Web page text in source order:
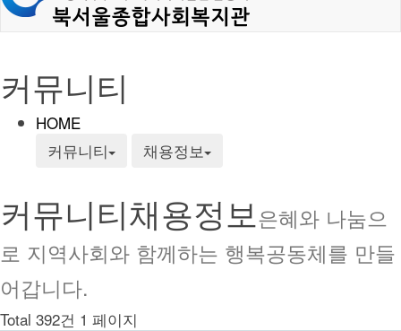
커뮤니티
HOME
커뮤니티
채용정보
커뮤니티채용정보 은혜와 나눔으
로 지역사회와 함께하는 행복공동체를 만들
어갑니다.
Total 392건 1 페이지